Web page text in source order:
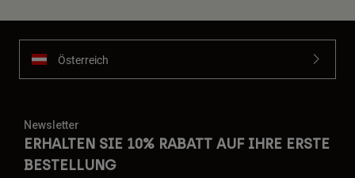
Österreich
Newsletter
ERHALTEN SIE 10% RABATT AUF IHRE ERSTE
BESTELLUNG